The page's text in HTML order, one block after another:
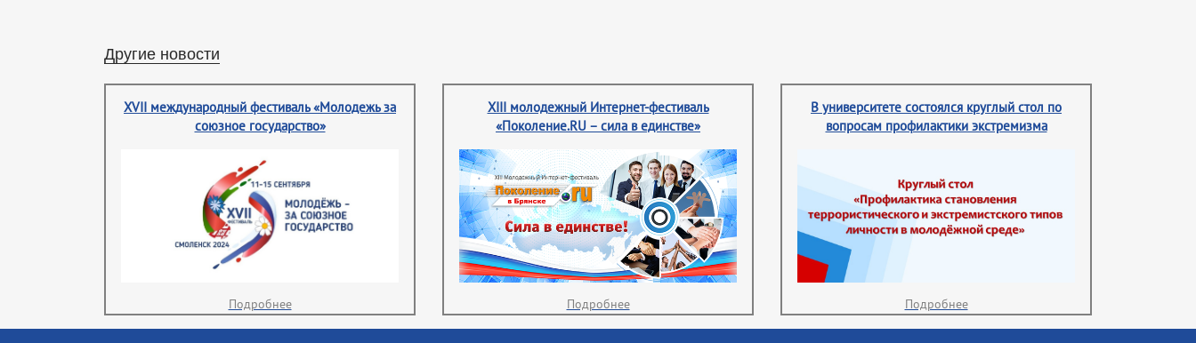
Другие новости
XVII международный фестиваль «Молодежь за
союзное государство»
Подробнее
XIII молодежный Интернет-фестиваль
«Поколение.RU – сила в единстве»
Подробнее
В университете состоялся круглый стол по
вопросам профилактики экстремизма
Подробнее